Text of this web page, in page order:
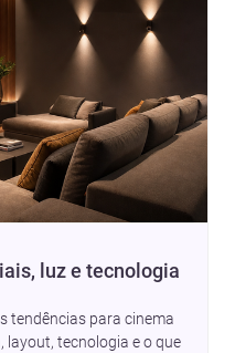
forma, uso e emoção
profundidade.
luz e tecnologia
tendências para cinema
layout, tecnologia e o que